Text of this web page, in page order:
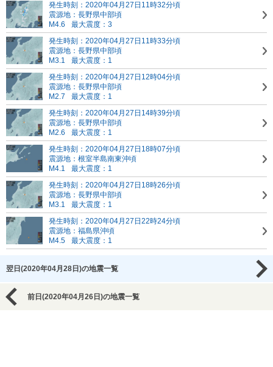
発生時刻：2020年04月27日11時32分頃
震源地：長野県中部頃
M4.6
最大震度：3
発生時刻：2020年04月27日11時33分頃
震源地：長野県中部頃
M3.1
最大震度：1
発生時刻：2020年04月27日12時04分頃
震源地：長野県中部頃
M2.7
最大震度：1
発生時刻：2020年04月27日14時39分頃
震源地：長野県中部頃
M2.6
最大震度：1
発生時刻：2020年04月27日18時07分頃
震源地：根室半島南東沖頃
M4.1
最大震度：1
発生時刻：2020年04月27日18時26分頃
震源地：長野県中部頃
M3.1
最大震度：1
発生時刻：2020年04月27日22時24分頃
震源地：福島県沖頃
M4.5
最大震度：1
翌日(2020年04月28日)の地震一覧
前日(2020年04月26日)の地震一覧